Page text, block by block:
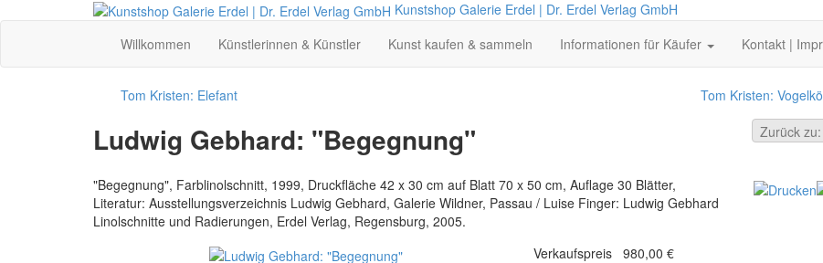
Kunstshop Galerie Erdel | Dr. Erdel Verlag GmbH
Willkommen
Künstlerinnen & Künstler Kunst kaufen & sammeln Informationen für Käufer Kontakt |
Tom Kristen: Elefant
Tom Kristen:
Zurück
Ludwig Gebhard: "Begegnung"
"Begegnung", Farblinolschnitt, 1999, Druckfläche 42 x 30 cm auf Blatt 70 x 50 cm, Auflage 30 Blätter,
Literatur: Ausstellungsverzeichnis Ludwig Gebhard, Galerie Wildner, Passau / Luise Finger: Ludwig Gebhard
Linolschnitte und Radierungen, Erdel Verlag, Regensburg, 2005.
Verkaufspreis 980,00 €